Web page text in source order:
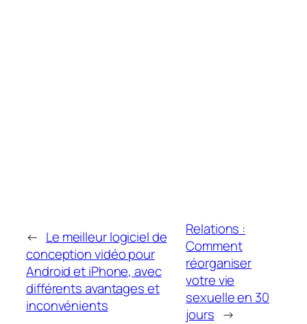
← Le meilleur logiciel de
conception vidéo pour
Android et iPhone, avec
différents avantages et
inconvénients
Relations :
Comment
réorganiser
votre vie
sexuelle en 30
jours →